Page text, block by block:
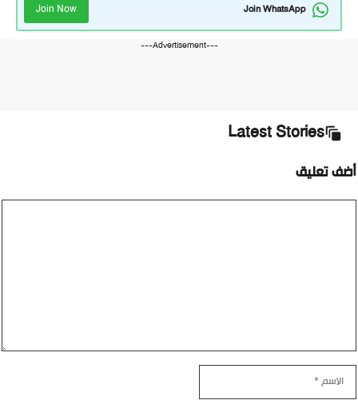
Join WhatsApp
Join Now
---Advertisement---
Latest Stories
أضف تعليق
تعليق
الاسم